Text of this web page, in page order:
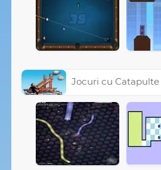
Jocuri cu Catapulte